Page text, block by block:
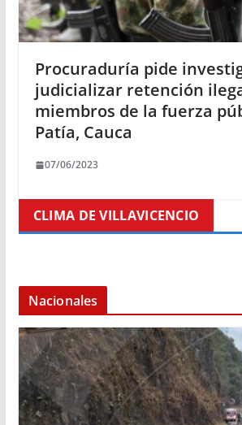
Procuraduría pide
judicializar retención
miembros de la fuerza
Patía, Cauca
07/06/2023
CLIMA DE VILLAVICENCIO
Nacionales